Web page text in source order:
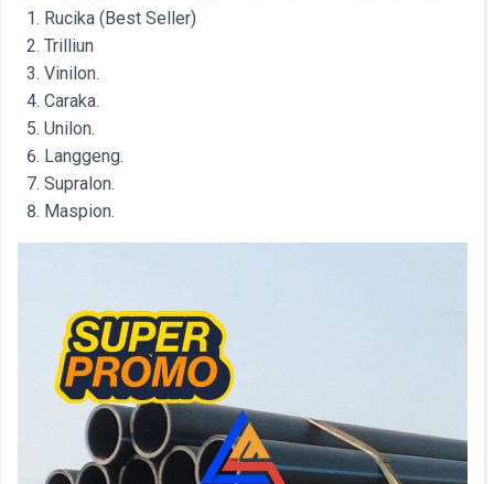
Rucika (Best Seller)
Trilliun
Vinilon.
Caraka.
Unilon.
Langgeng.
Supralon.
Maspion.